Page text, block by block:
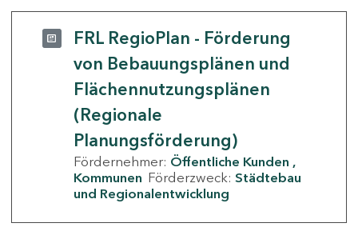
FRL RegioPlan - Förderung
von Bebauungsplänen und
Flächennutzungsplänen
(Regionale
Planungsförderung)
Fördernehmer: Öffentliche Kunden
Kommunen Förderzweck: Städtebau
und Regionalentwicklung